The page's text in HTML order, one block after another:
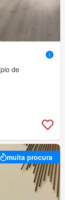
de
muita procura